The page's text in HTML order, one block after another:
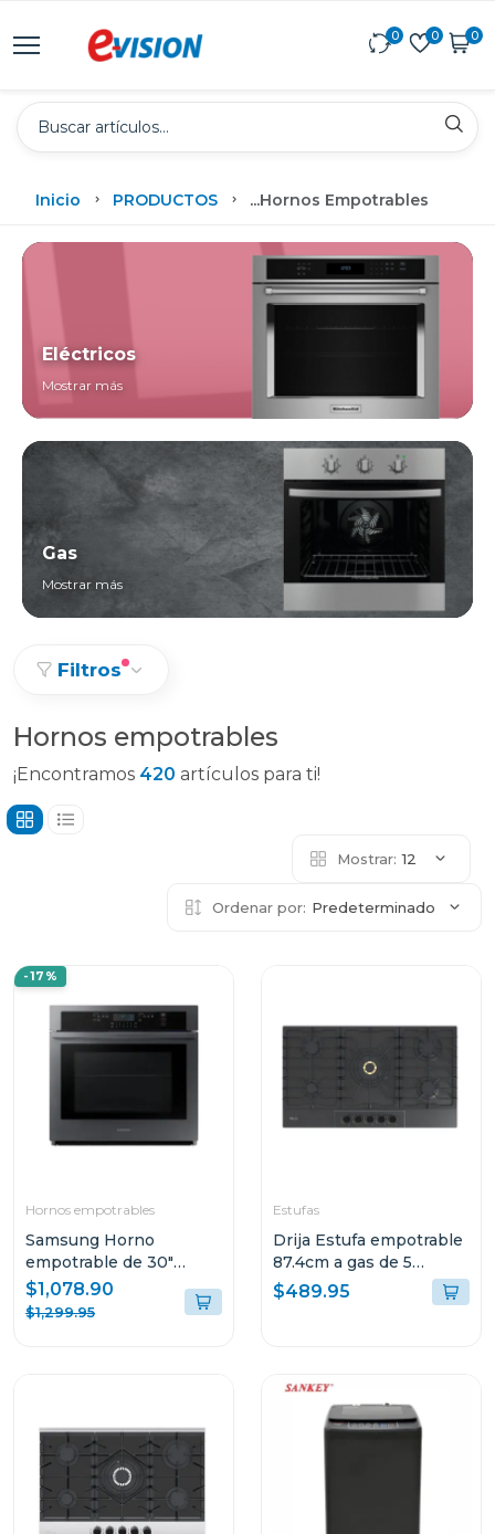
0 0 0
Inicio PRODUCTOS ...Hornos Empotrables
Eléctricos
Mostrar más
Gas
Mostrar más
Filtros
Hornos empotrables
¡Encontramos 420 artículos para ti!
Mostrar: 12
Ordenar por: Predeterminado
-17%
Hornos empotrables
Samsung Horno
empotrable de 30"
electrico wi-fi resistente
a huellas nv51t5511sg
$1,078.90
$1,299.95
Estufas
Drija Estufa empotrable
87.4cm a gas de 5
quemadores italia
$489.95